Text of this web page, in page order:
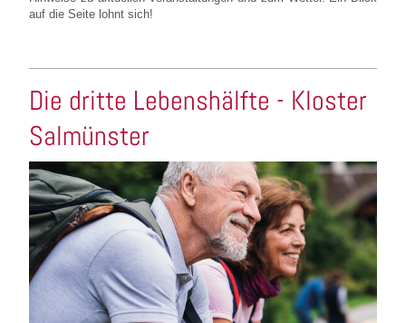
auf die Seite lohnt sich!
Die dritte Lebenshälfte - Kloster
Salmünster